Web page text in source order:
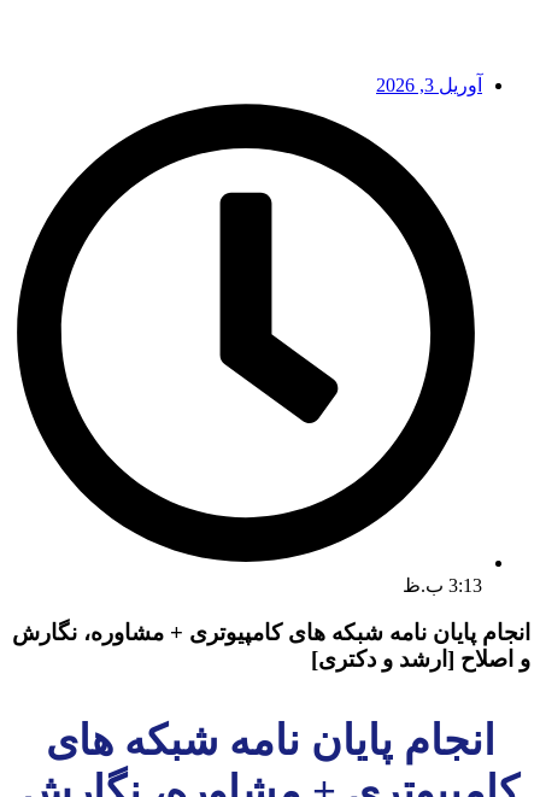
آوریل 3, 2026
3:13 ب.ظ
انجام پایان نامه شبکه های کامپیوتری + مشاوره، نگارش
و اصلاح [ارشد و دکتری]
انجام پایان نامه شبکه های